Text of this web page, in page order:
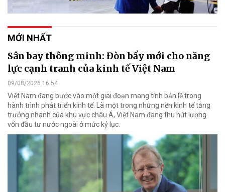
MỚI NHẤT
Sân bay thông minh: Đòn bẩy mới cho năng
lực cạnh tranh của kinh tế Việt Nam
09/08/2026 16:54
Việt Nam đang bước vào một giai đoạn mang tính bản lề trong
hành trình phát triển kinh tế. Là một trong những nền kinh tế tăng
trưởng nhanh của khu vực châu Á, Việt Nam đang thu hút lượng
vốn đầu tư nước ngoài ở mức kỷ lục.